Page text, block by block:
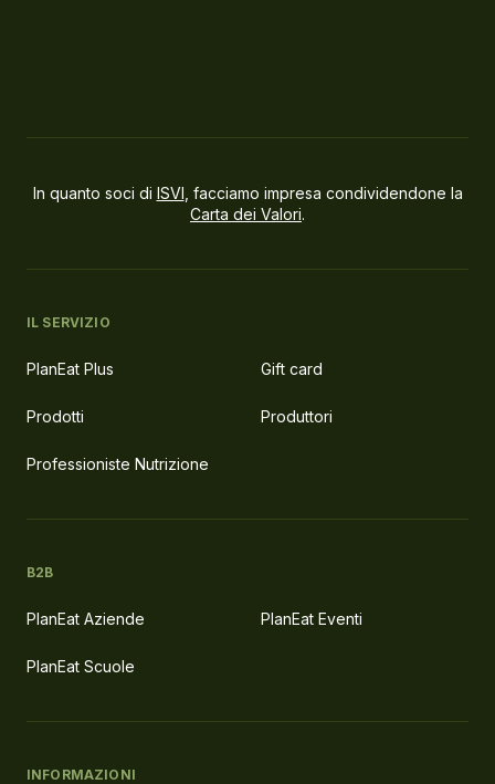
In quanto soci di ISVI , facciamo impresa condividendone la
Carta dei Valori.
IL SERVIZIO
PlanEat Plus Gift card
Prodotti Produttori
Professioniste Nutrizione
B2B
PlanEat Aziende PlanEat Eventi
PlanEat Scuole
INFORMAZIONI